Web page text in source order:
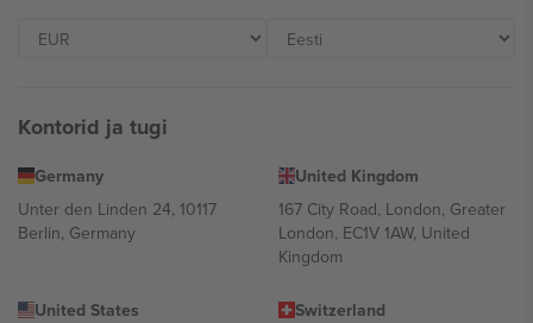
Kontorid ja tugi
Germany
Unter den Linden 24, 10117
Berlin, Germany
United Kingdom
167 City Road, London, Greater
London, EC1V 1AW, United
Kingdom
United States
Switzerland